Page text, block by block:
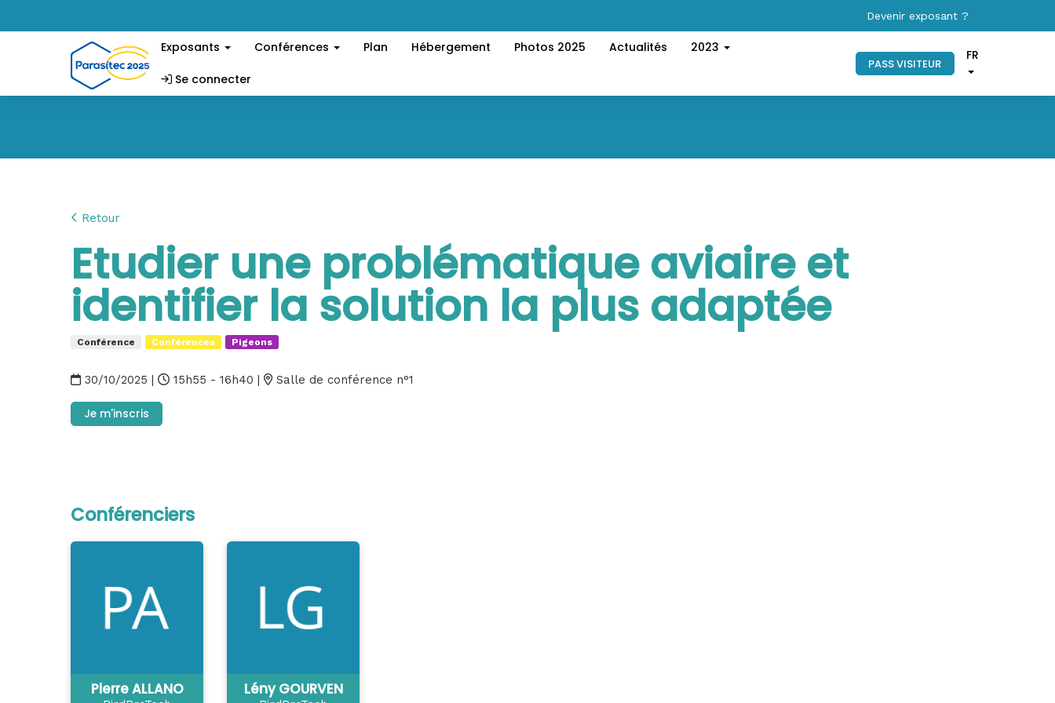
Devenir exposant ?
Exposants Conférences Plan Hébergement Photos 2025 Actualités 2023
Se connecter
PASS VISITEUR
FR
Retour
Etudier une problématique aviaire et
identifier la solution la plus adaptée
Conférence Conférences Pigeons
30/10/2025 | 15h55 - 16h40 | Salle de conférence n°1
Je m'inscris
Conférenciers
Pierre ALLANO Lény GOURVEN